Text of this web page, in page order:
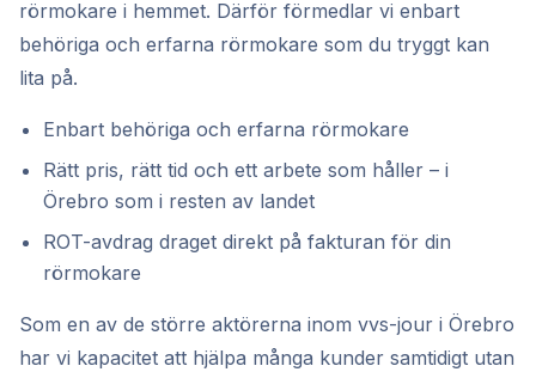
rörmokare i hemmet. Därför förmedlar vi enbart
behöriga och erfarna rörmokare som du tryggt kan
lita på.
Enbart behöriga och erfarna rörmokare
Rätt pris, rätt tid och ett arbete som håller – i
Örebro som i resten av landet
ROT-avdrag draget direkt på fakturan för din
rörmokare
Som en av de större aktörerna inom vvs-jour i Örebro
har vi kapacitet att hjälpa många kunder samtidigt utan